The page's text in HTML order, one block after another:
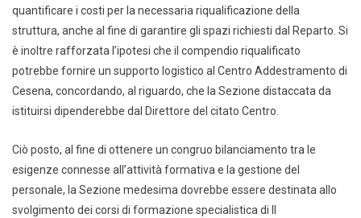
quantificare i costi per la necessaria riqualificazione della
struttura, anche al fine di garantire gli spazi richiesti dal Reparto. Si
è inoltre rafforzata l’ipotesi che il compendio riqualificato
potrebbe fornire un supporto logistico al Centro Addestramento di
Cesena, concordando, al riguardo, che la Sezione distaccata da
istituirsi dipenderebbe dal Direttore del citato Centro.
Ciò posto, al fine di ottenere un congruo bilanciamento tra le
esigenze connesse all’attività formativa e la gestione del
personale, la Sezione medesima dovrebbe essere destinata allo
svolgimento dei corsi di formazione specialistica di II